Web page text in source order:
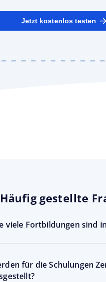
Jetzt kostenlos testen
Häufig gestellte
viele Fortbildungen sind
für die Schulungen